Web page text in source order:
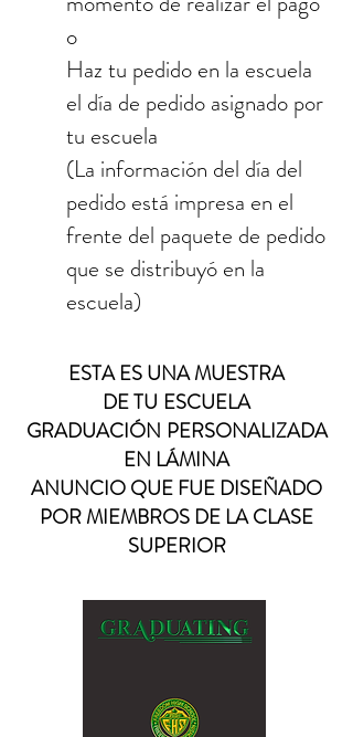
o
Haz tu pedido en la escuela
el día de pedido asignado por
tu escuela
(La información del día del
pedido está impresa en el
frente del paquete de pedido
que se distribuyó en la
escuela)
ESTA ES UNA MUESTRA
DE TU ESCUELA
GRADUACIÓN PERSONALIZADA
EN LÁMINA
ANUNCIO QUE FUE DISEÑADO
POR MIEMBROS DE LA CLASE
SUPERIOR